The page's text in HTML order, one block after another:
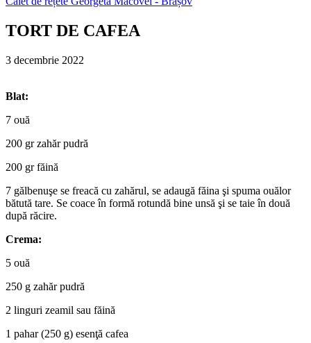
TORT DE CAFEA
3 decembrie 2022
Blat:
7 ouă
200 gr zahăr pudră
200 gr făină
7 gălbenuşe se freacă cu zahărul, se adaugă făina şi spuma ouălor
bătută tare. Se coace în formă rotundă bine unsă şi se taie în două
după răcire.
Crema:
5 ouă
250 g zahăr pudră
2 linguri zeamil sau făină
1 pahar (250 g) esenţă cafea